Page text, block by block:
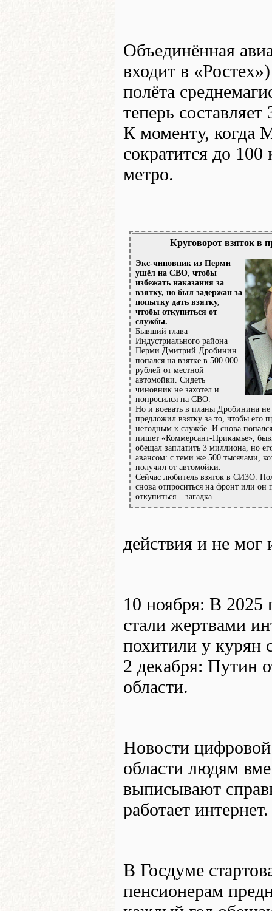
Объединённая
входит в
полёта
теперь
К моменту, когда
сократится до
метро.
Круговорот взяток в
Экс-чиновник из Перми
ушёл на СВО, чтобы
избежать наказания за
взятку, но был задержан за
попытку дать взятку,
чтобы откупиться от
службы.
Бывший глава
Индустриального района
Перми Дмитрий Дробинин
попался на взятке в 500 000
рублей от местной
автомойки. Сидеть
чиновник не захотел и
попросился на СВО.
Но и воевать в планы Дробинина
предложил взятку за то, чтобы его
негодным к службе. И снова
пишет «Коммерсант-Прикамье»,
обещал заплатить 3 миллиона, но
авансом: с теми же 500 тысячами,
получил от автомойки.
Сейчас любитель взяток в СИЗО.
снова отпроситься на фронт или он
откупиться – загадка.
действия и не мог
10 ноября: В 2025
стали жертвами
похитили у курян
2 декабря: Путин
области.
Новости
области людям
выписывают
работает интернет.
В Госдуме
пенсионерам